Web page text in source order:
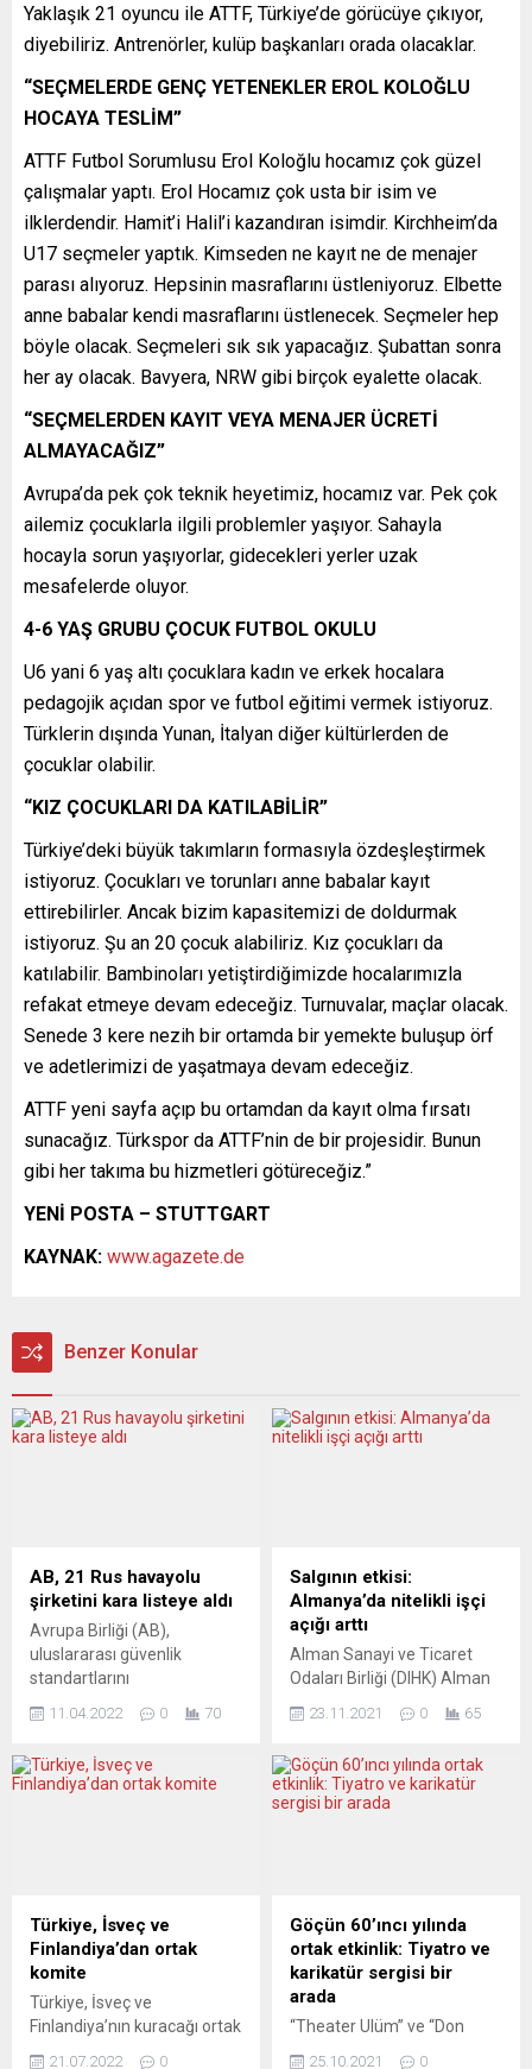
Yaklaşık 21 oyuncu ile ATTF, Türkiye’de görücüye çıkıyor,
diyebiliriz. Antrenörler, kulüp başkanları orada olacaklar.
“SEÇMELERDE GENÇ YETENEKLER EROL KOLOĞLU
HOCAYA TESLİM”
ATTF Futbol Sorumlusu Erol Koloğlu hocamız çok güzel
çalışmalar yaptı. Erol Hocamız çok usta bir isim ve
ilklerdendir. Hamit’i Halil’i kazandıran isimdir. Kirchheim’da
U17 seçmeler yaptık. Kimseden ne kayıt ne de menajer
parası alıyoruz. Hepsinin masraflarını üstleniyoruz. Elbette
anne babalar kendi masraflarını üstlenecek. Seçmeler hep
böyle olacak. Seçmeleri sık sık yapacağız. Şubattan sonra
her ay olacak. Bavyera, NRW gibi birçok eyalette olacak.
“SEÇMELERDEN KAYIT VEYA MENAJER ÜCRETİ
ALMAYACAĞIZ”
Avrupa’da pek çok teknik heyetimiz, hocamız var. Pek çok
ailemiz çocuklarla ilgili problemler yaşıyor. Sahayla
hocayla sorun yaşıyorlar, gidecekleri yerler uzak
mesafelerde oluyor.
4-6 YAŞ GRUBU ÇOCUK FUTBOL OKULU
U6 yani 6 yaş altı çocuklara kadın ve erkek hocalara
pedagojik açıdan spor ve futbol eğitimi vermek istiyoruz.
Türklerin dışında Yunan, İtalyan diğer kültürlerden de
çocuklar olabilir.
“KIZ ÇOCUKLARI DA KATILABİLİR”
Türkiye’deki büyük takımların formasıyla özdeşleştirmek
istiyoruz. Çocukları ve torunları anne babalar kayıt
ettirebilirler. Ancak bizim kapasitemizi de doldurmak
istiyoruz. Şu an 20 çocuk alabiliriz. Kız çocukları da
katılabilir. Bambinoları yetiştirdiğimizde hocalarımızla
refakat etmeye devam edeceğiz. Turnuvalar, maçlar olacak.
Senede 3 kere nezih bir ortamda bir yemekte buluşup örf
ve adetlerimizi de yaşatmaya devam edeceğiz.
ATTF yeni sayfa açıp bu ortamdan da kayıt olma fırsatı
sunacağız. Türkspor da ATTF’nin de bir projesidir. Bunun
gibi her takıma bu hizmetleri götüreceğiz.”
YENİ POSTA – STUTTGART
KAYNAK: www.agazete.de
Benzer Konular
AB, 21 Rus havayolu
şirketini kara listeye aldı
Avrupa Birliği (AB),
uluslararası güvenlik
standartlarını
gerekçesiyle 21 Rus
listesine ekledi. AB
Komisyonu, Avrupa’da
güncellendiğini açıkladı.
Açıklamada, uluslararası
güvenlik standartlarını
firmalarını içeren listeye,
Rusya’da sertifikalandırılan
21 havayolu şirketinin
11.04.2022 0 70
Salgının etkisi:
Almanya’da nitelikli işçi
açığı arttı
Alman Sanayi ve Ticaret
Odaları Birliği (DIHK) Alman
(Covid-19) krizi öncesine
çalışan bulma sıkıntısı
yaşadıklarını bildirdi. DIHK
Araştırma raporuna göre,
Almanya’da şirketlerin
yüzde 51’i, geçici istihdam
dahil, şu anda boş
23.11.2021 0 65
Türkiye, İsveç ve
Finlandiya’dan ortak
komite
Türkiye, İsveç ve
Finlandiya’nın kuracağı ortak
21.07.2022 0
Göçün 60’ıncı yılında
ortak etkinlik: Tiyatro ve
karikatür sergisi bir
arada
“Theater Ulüm” ve “Don
25.10.2021 0